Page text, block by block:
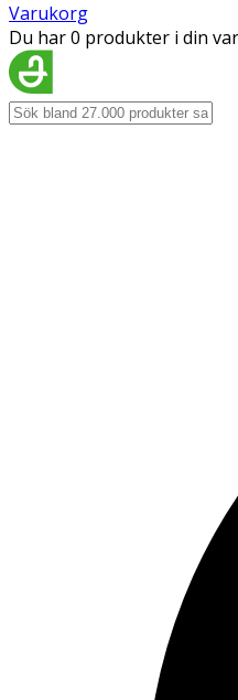
Varukorg
Du har 0 produkter i din